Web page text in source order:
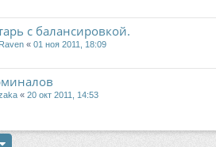
с балансировкой.
Raven « 01 ноя 2011, 18:09
« 20 окт 2011, 14:53